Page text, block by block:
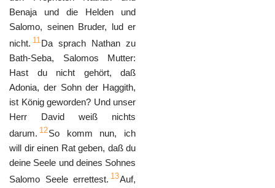
Benaja und die Helden und
Salomo, seinen Bruder, lud er
nicht. 11Da sprach Nathan zu
Bath-Seba, Salomos Mutter:
Hast du nicht gehört, daß
Adonia, der Sohn der Haggith,
ist König geworden? Und unser
Herr David weiß nichts
darum. 12So komm nun, ich
will dir einen Rat geben, daß du
deine Seele und deines Sohnes
Salomo Seele errettest. 13Auf,